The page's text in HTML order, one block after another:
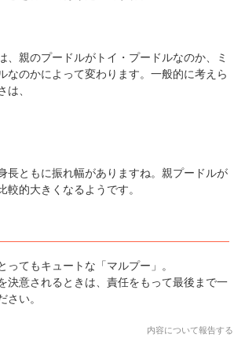
、親のプードルがトイ・プードルなのか、ミ
なのかによって変わります。一般的に考えら
は、
長ともに振れ幅がありますね。親プードルが
較的大きくなるようです。
ってもキュートな「マルプー」。
決意されるときは、責任をもって最後まで一
さい。
内容について報告する